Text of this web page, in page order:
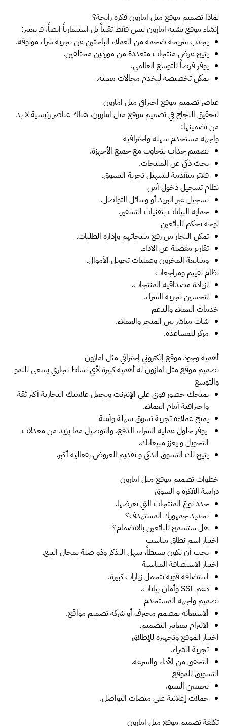
لماذا تصميم موقع مثل امازون فكرة رابحة؟
إنشاء موقع يشبه امازون ليس فقط تقنياً بل استثمارياً ايضاً، فـ يعتبر:
يجذب شريحة ضخمة من العملاء الباحثين عن تجربة شراء موثوقة.
يتيح عرض منتجات متعددة من موردين مختلفين.
يوفر فرصاً للتوسع العالمي.
يمكن تخصيصه ليخدم مجالات معينة.
عناصر تصميم موقع احترافي مثل امازون
لتحقيق النجاح في تصميم موقع مثل امازون، هناك عناصر رئيسية لا بد
من تضمينها:
واجهة مستخدم سهلة واحترافية
تصميم جذاب يتجاوب مع جميع الأجهزة.
بحث ذكي عن المنتجات.
فلاتر متقدمة لتسهيل تجربة التسوق.
نظام تسجيل دخول آمن
تسجيل عبر البريد أو وسائل التواصل.
حماية البيانات بتقنيات التشفير.
لوحة تحكم للبائعين
تمكن التجار من رفع منتجاتهم وإدارة الطلبات.
تقارير مفصلة عن الأداء.
ومتابعة المخزون وعمليات تحويل الأموال.
نظام تقييم ومراجعات
لزيادة مصداقية المنتجات.
لتحسين تجربة الشراء.
خدمات العملاء والدعم
شات مباشر بين المتجر والعملاء.
مركز للمساعدة.
أهمية وجود موقع إلكتروني إحترافي مثل امازون
تصميم موقع مثل امازون له أهمية كبيرة لأي نشاط تجاري يسعى للنمو
والتوسع
يمنحك حضور قوي على الإنترنت ويجعل علامتك التجارية أكثر ثقة
واحترافية أمام العملاء.
يمنح عملاءه تجربة تسوق سهلة وآمنة
يوفر حلول عملية الشراء، الدفع، والتوصيل مما يزيد من معدلات
التحويل و يعزز مبيعاتك.
يتيح لك التسوق الذكي و تقديم العروض بفعالية أكبر.
خطوات تصميم موقع مثل امازون
دراسة الفكرة و السوق
حدد نوع المنتجات التي تعرضها.
تحديد جمهورك المستهدف؟
هل ستسمح للبائعين بالانضمام؟
اختيار اسم نطاق مناسب
يجب أن يكون بسيطاً، سهل التذكر وذو صلة بمجال البيع.
اختيار الاستضافة المناسبة
استضافة قوية تتحمل زيارات كبيرة.
دعم SSL وأمان بيانات.
تصميم واجهة المستخدم
الاستعانة بمصمم محترف أو شركة تصميم مواقع.
الالتزام بمعايير التصميم.
اختبار الموقع وتجهيزه للإطلاق
تجربة الشراء.
التحقق من الأداء والسرعة.
التسويق للموقع
تحسين السيو.
حملات إعلانية على منصات التواصل.
تكلفة تصميم موقع مثل امازون